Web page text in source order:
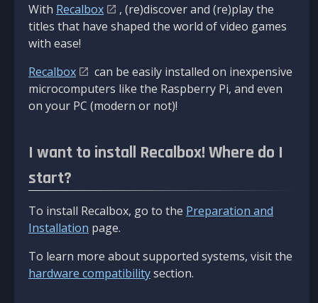
With Recalbox
, (re)discover and (re)play the
titles that have shaped the world of video games
with ease!
Recalbox
can be easily installed on inexpensive
microcomputers like the Raspberry Pi, and even
on your PC (modern or not)!
I want to install Recalbox! Where do I
start?
To install Recalbox, go to the Preparation and
Installation page.
To learn more about supported systems, visit the
hardware compatibilitysection.